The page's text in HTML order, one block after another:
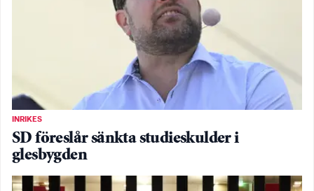
INRIKES
SD föreslår sänkta studieskulder i
glesbygden